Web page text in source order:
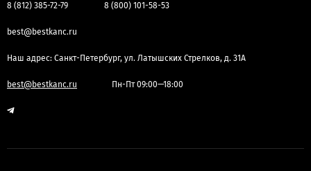
8 (812) 385-72-79 8 (800) 101-58-53
best@bestkanc.ru
Наш адрес: Санкт-Петербург, ул. Латышских Стрелков, д. 31А
best@bestkanc.ru Пн-Пт 09:00—18:00